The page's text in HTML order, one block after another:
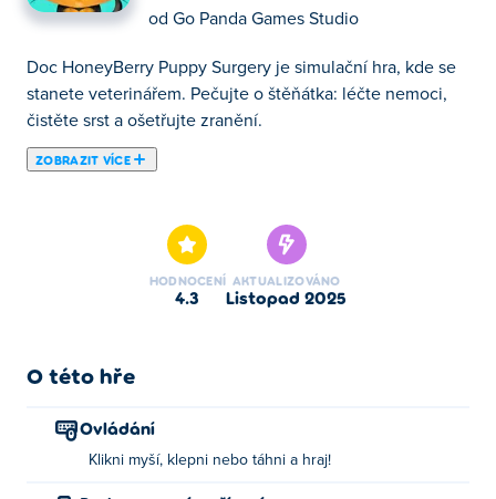
od Go Panda Games Studio
Doc HoneyBerry Puppy Surgery je simulační hra, kde se
stanete veterinářem. Pečujte o štěňátka: léčte nemoci,
čistěte srst a ošetřujte zranění.
ZOBRAZIT VÍCE
mělo velkou nehodu. Očistěte ho, zalepte mu rány, dejte
mu roztomilý obleček a ošetřete ho, aby se vrátil do jeho
veselé podoby! Jste připraveni štěně zachránit?
Kliknutím, klepnutím nebo tažením na obrazovce můžete
Kdo vytvořil štěněčí chirurgii Doc HoneyBerry?
HODNOCENÍ
4.3
AKTUALIZOVÁNO
listopad 2025
O této hře
Ovládání
Klikni myší, klepni nebo táhni a hraj!